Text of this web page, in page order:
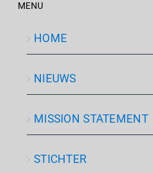
MENU
HOME
NIEUWS
MISSION STATEMENT
STICHTER